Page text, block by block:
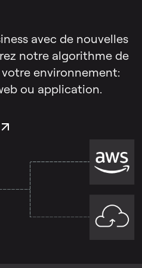
sur l'écho de
qui affectent la
enregistrements
vous
avec de nouvelles
notre algorithme de
environnement:
ou application.